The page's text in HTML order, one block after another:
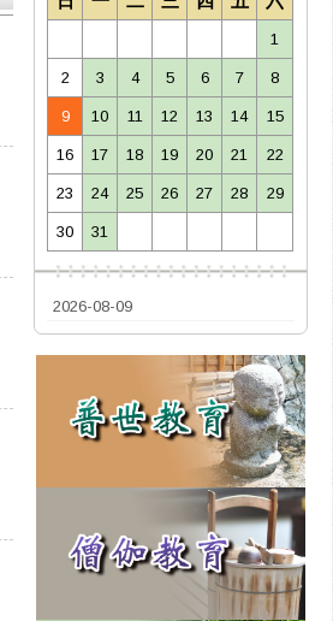
1
2 3 4 5 6 7 8
9 10 11 12 13 14 15
16 17 18 19 20 21 22
23 24 25 26 27 28 29
30 31
2026-08-09